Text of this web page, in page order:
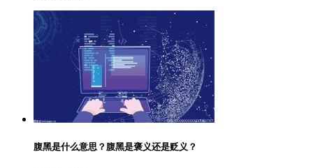
腹黑是什么意思？腹黑是褒义还是贬义？